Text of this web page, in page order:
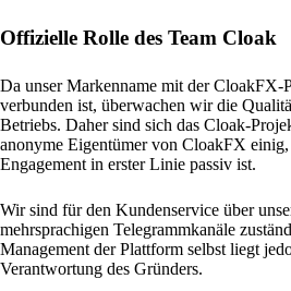
Offizielle Rolle des Team Cloak
Da unser Markenname mit der CloakFX-
verbunden ist, überwachen wir die
Betriebs. Daher sind sich das Cloak-
anonyme Eigentümer von CloakFX einig,
Engagement in erster Linie passiv ist.
Wir sind für den Kundenservice über
mehrsprachigen Telegrammkanäle
Management der Plattform selbst liegt
Verantwortung des Gründers.